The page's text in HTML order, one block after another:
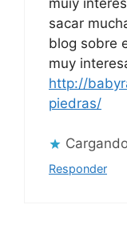
sacar
blog sobre
muy
http://
piedras/
Responder